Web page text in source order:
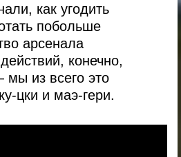
как угодить
побольше
арсенала
конечно,
из всего это
цки и маэ-гери.